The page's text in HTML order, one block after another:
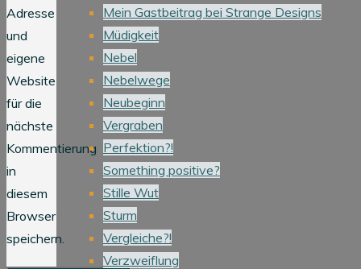
Mein Gastbeitrag bei Strange Designs
Müdigkeit
Nebel
Nebelwege
Neubeginn
Vergraben
Perfektion?!
Something positive?
Stille Wut
Sturm
Vergleiche?!
Verzweiflung
Adresse
und
eigene
Website
für die
nächste
Kommentierung
in
diesem
Browser
speichern.